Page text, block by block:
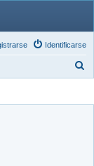
Identificarse